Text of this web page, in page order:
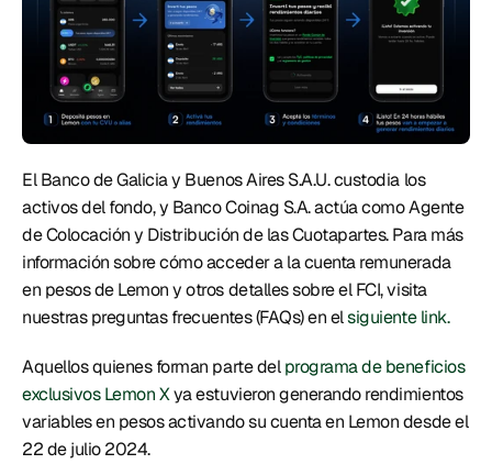
El Banco de Galicia y Buenos Aires S.A.U. custodia los
activos del fondo, y Banco Coinag S.A. actúa como Agente
de Colocación y Distribución de las Cuotapartes. Para más
información sobre cómo acceder a la cuenta remunerada
en pesos de Lemon y otros detalles sobre el FCI, visita
nuestras preguntas frecuentes (FAQs) en el siguiente link.
Aquellos quienes forman parte del programa de beneficios
exclusivos Lemon X ya estuvieron generando rendimientos
variables en pesos activando su cuenta en Lemon desde el
22 de julio 2024.